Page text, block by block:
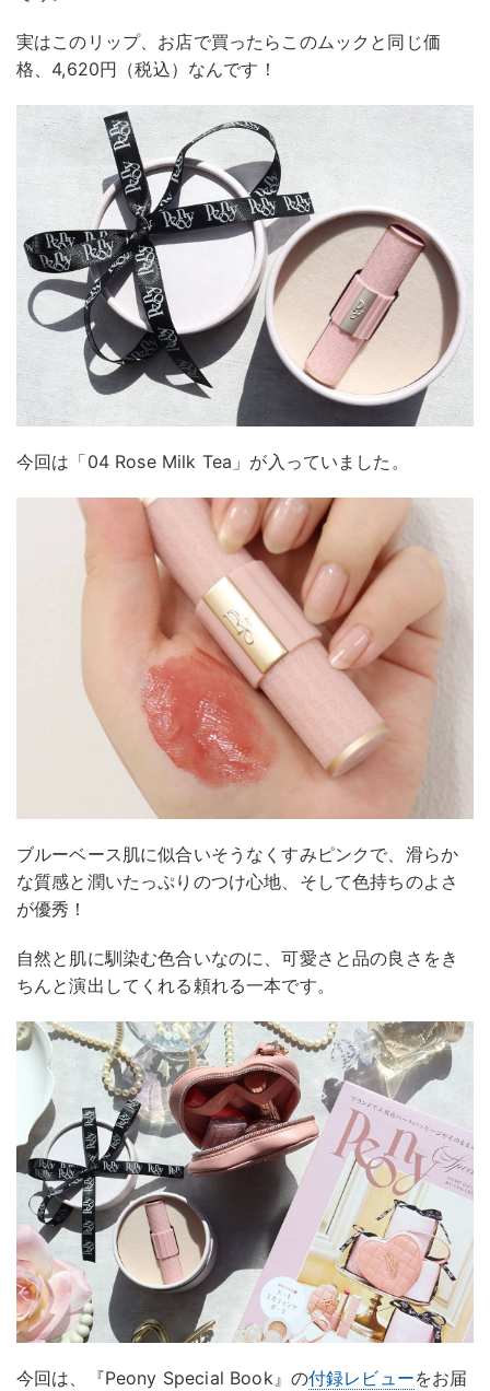
実はこのリップ、お店で買ったらこのムックと同じ価
格、4,620円（税込）なんです！
今回は「04 Rose Milk Tea」が入っていました。
ブルーベース肌に似合いそうなくすみピンクで、滑らか
な質感と潤いたっぷりのつけ心地、そして色持ちのよさ
が優秀！
自然と肌に馴染む色合いなのに、可愛さと品の良さをき
ちんと演出してくれる頼れる一本です。
今回は、『Peony Special Book』の付録レビューをお届